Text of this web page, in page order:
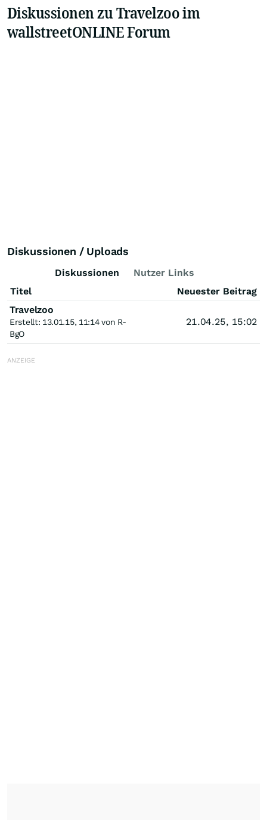
Diskussionen zu Travelzoo im
wallstreetONLINE Forum
Diskussionen / Uploads
Diskussionen
Nutzer Links
Titel
Neuester Beitrag
Travelzoo
Erstellt: 13.01.15, 11:14 von R-
BgO
21.04.25, 15:02